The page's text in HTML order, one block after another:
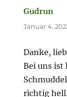
Gudrun
Januar 4,
Danke,
Bei uns ist
richtig